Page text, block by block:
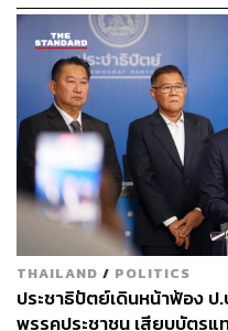
THAILAND / POLITICS
ประชาธิปัตย์เดินหน้าฟ้อง
พรรคประชาชน เสียบบัตรแ